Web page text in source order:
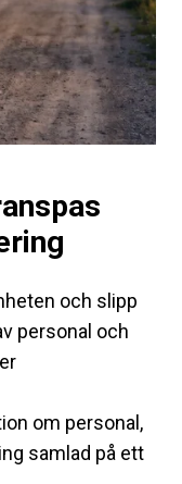
och slipp
personal och
om personal,
samlad på ett